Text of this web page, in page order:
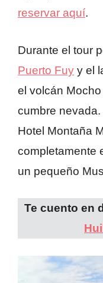
reservar aquí.
Durante el tour
Puerto Fuy y el
el volcán
cumbre
Hotel Montaña
completamente
un pequeño
Te cuento en